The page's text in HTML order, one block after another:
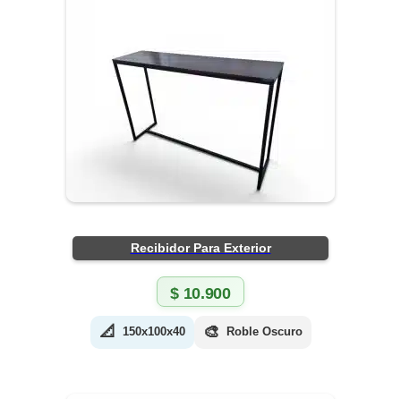
Recibidor Para Exterior
$10.900
📐 150x100x40 🎨 Roble Oscuro